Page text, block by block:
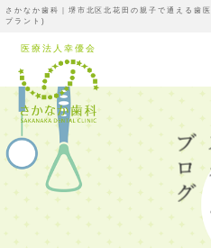
さかなか歯科｜堺市北区北花田の親子で通える歯
プラント)